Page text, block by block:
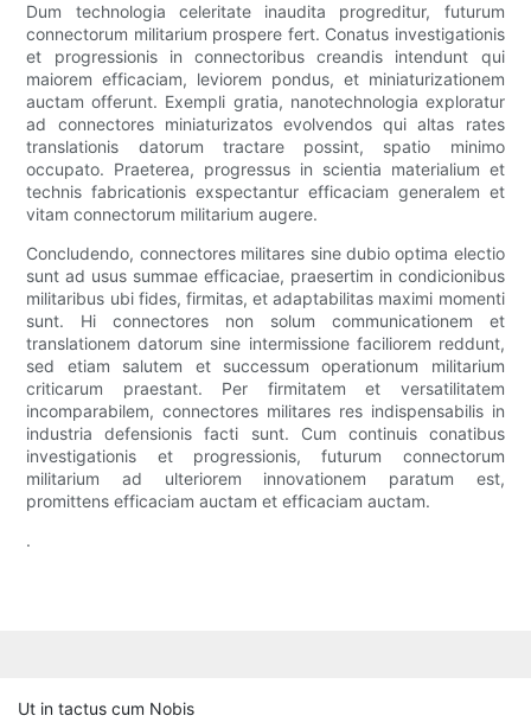
Dum technologia celeritate inaudita progreditur, futurum
connectorum militarium prospere fert. Conatus investigationis
et progressionis in connectoribus creandis intendunt qui
maiorem efficaciam, leviorem pondus, et miniaturizationem
auctam offerunt. Exempli gratia, nanotechnologia exploratur
ad connectores miniaturizatos evolvendos qui altas rates
translationis datorum tractare possint, spatio minimo
occupato. Praeterea, progressus in scientia materialium et
technis fabricationis exspectantur efficaciam generalem et
vitam connectorum militarium augere.
Concludendo, connectores militares sine dubio optima electio
sunt ad usus summae efficaciae, praesertim in condicionibus
militaribus ubi fides, firmitas, et adaptabilitas maximi momenti
sunt. Hi connectores non solum communicationem et
translationem datorum sine intermissione faciliorem reddunt,
sed etiam salutem et successum operationum militarium
criticarum praestant. Per firmitatem et versatilitatem
incomparabilem, connectores militares res indispensabilis in
industria defensionis facti sunt. Cum continuis conatibus
investigationis et progressionis, futurum connectorum
militarium ad ulteriorem innovationem paratum est,
promittens efficaciam auctam et efficaciam auctam.
.
Ut in tactus cum Nobis